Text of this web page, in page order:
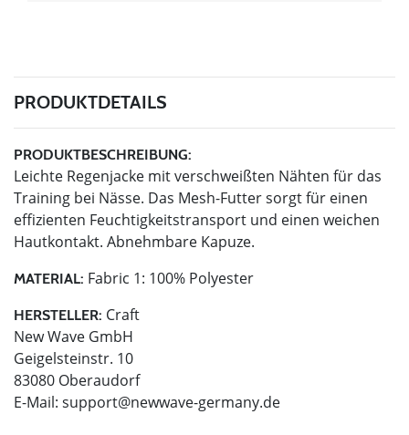
PRODUKTDETAILS
PRODUKTBESCHREIBUNG:
Leichte Regenjacke mit verschweißten Nähten für das
Training bei Nässe. Das Mesh-Futter sorgt für einen
effizienten Feuchtigkeitstransport und einen weichen
Hautkontakt. Abnehmbare Kapuze.
MATERIAL: Fabric 1: 100% Polyester
HERSTELLER: Craft
New Wave GmbH
Geigelsteinstr. 10
83080 Oberaudorf
E-Mail: support@newwave-germany.de